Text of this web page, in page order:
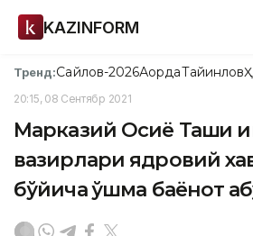
KAZINFORM
Тренд:Сайлов-2026АқордаТайинлов
20:15, 08 Сентябр 2021
Марказий Осиё Ташқи
вазирлари ядровий
бўйича қўшма баёнот